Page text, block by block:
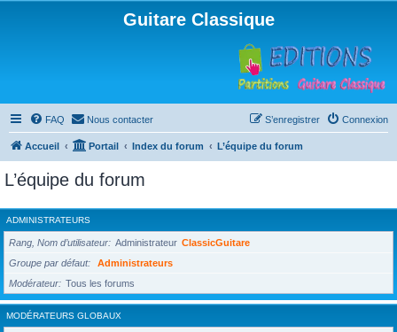
Guitare Classique
FAQ Nous contacter Connexion
S’enregistrer
Accueil Portail Index du forum L’équipe du forum
L’équipe du forum
ADMINISTRATEURS
Rang, Nom d’utilisateur Administrateur ClassicGuitare
Groupe par défaut
Administrateurs
Modérateur
Tous les forums
MODÉRATEURS GLOBAUX